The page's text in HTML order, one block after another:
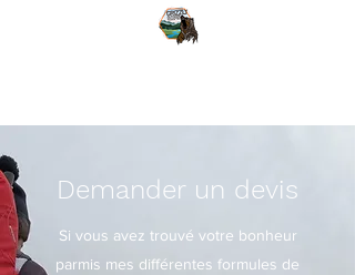
Demander un devis
Si vous avez trouvé votre bonheur
parmis mes différentes formules de